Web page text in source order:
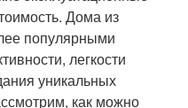
Дома из
популярными
легкости
уникальных
как можно